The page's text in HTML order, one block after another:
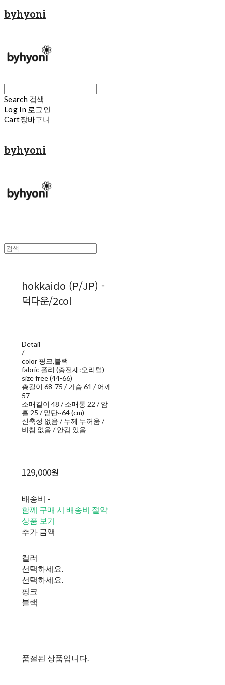
byhyoni
Search 검색
Log In 로그인
Cart장바구니
byhyoni
hokkaido (P/JP) -
덕다운/2col
Detail
/
color 핑크,블랙
fabric 폴리 (충전재:오리털)
size free (44-66)
총길이 68-75 / 가슴 61 / 어깨
57
소매길이 48 / 소매통 22 / 암
홀 25 / 밑단~64 (cm)
신축성 없음 / 두께 두꺼움 /
비침 없음 / 안감 있음
129,000원
배송비 -
함께 구매 시 배송비 절약
상품 보기
추가 금액
컬러
선택하세요.
선택하세요.
핑크
블랙
품절된 상품입니다.